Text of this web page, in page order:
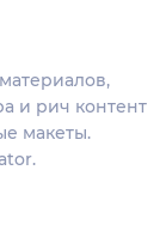
и рич контент
макеты.